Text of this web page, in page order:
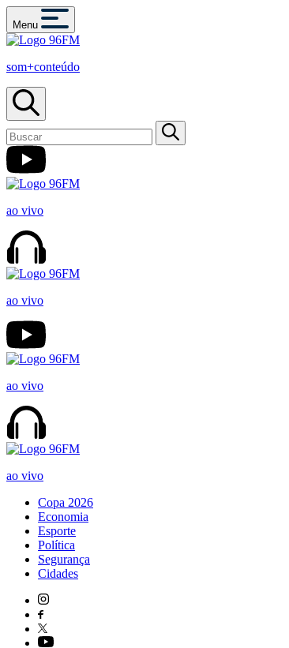
Menu
som+conteúdo
ao vivo
ao vivo
ao vivo
ao vivo
Copa 2026
Economia
Esporte
Política
Segurança
Cidades